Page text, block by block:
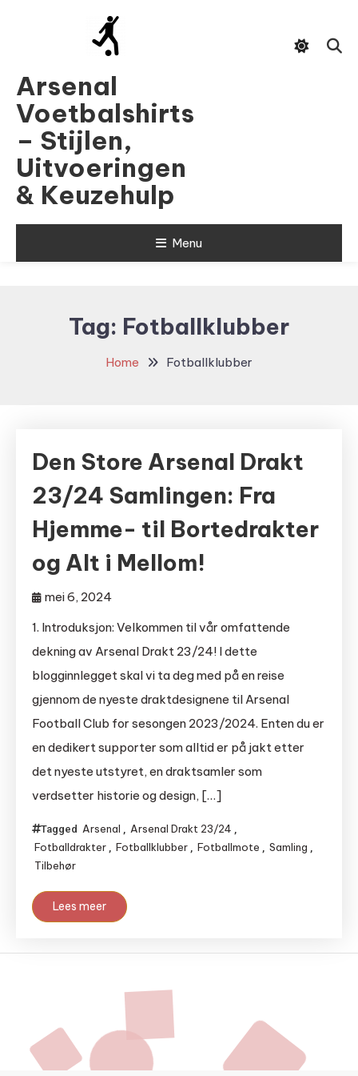
Arsenal
Voetbalshirts
– Stijlen,
Uitvoeringen
& Keuzehulp
Menu
Tag: Fotballklubber
Home Fotballklubber
Den Store Arsenal Drakt
23/24 Samlingen: Fra
Hjemme- til Bortedrakter
og Alt i Mellom!
mei 6, 2024
1. Introduksjon: Velkommen til vår omfattende
dekning av Arsenal Drakt 23/24! I dette
blogginnlegget skal vi ta deg med på en reise
gjennom de nyeste draktdesignene til Arsenal
Football Club for sesongen 2023/2024. Enten du er
en dedikert supporter som alltid er på jakt etter
det nyeste utstyret, en draktsamler som
verdsetter historie og design, […]
Tagged Arsenal , Arsenal Drakt 23/24 ,
Fotballdrakter , Fotballklubber , Fotballmote , Samling ,
Tilbehør
Lees meer